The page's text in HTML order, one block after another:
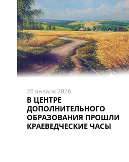
26 января 2026
В ЦЕНТРЕ
ДОПОЛНИТЕЛЬНОГО
ОБРАЗОВАНИЯ ПРОШЛИ
КРАЕВЕДЧЕСКИЕ ЧАСЫ